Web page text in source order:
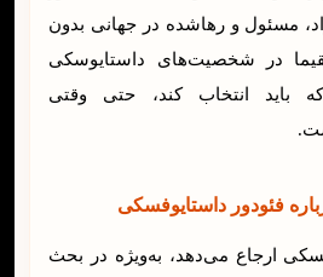
مسئول و رهاشده در جهانی بدون
در شخصیت‌های داستایوسکی
باید انتخاب کند، حتی وقتی
فئودور داستایوفسکی
ارجاع می‌دهد، به‌ویژه در بحث